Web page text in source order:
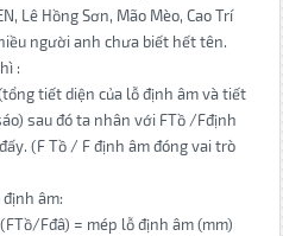
Lê Hồng Sơn, Mão Mèo, Cao Trí
người anh chưa biết hết tên.
:
tiết diện của lỗ định âm và tiết
sau đó ta nhân với FTồ /Fđịnh
(F Tồ / F định âm đóng vai trò
âm:
Fđâ) = mép lỗ định âm (mm)